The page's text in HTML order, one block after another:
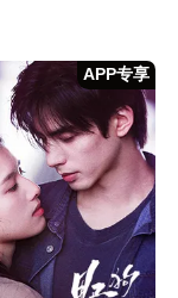
APP专享